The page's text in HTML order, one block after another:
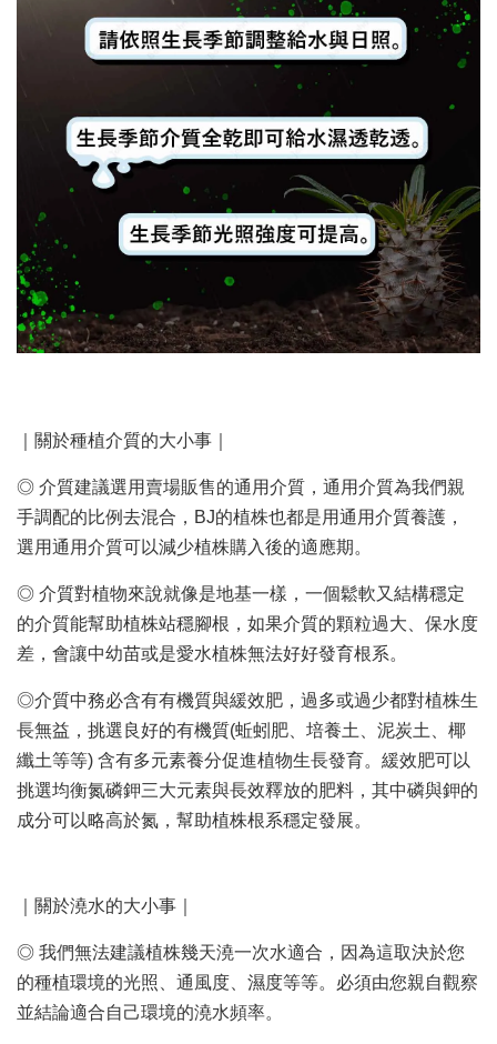
｜關於種植介質的大小事｜
◎ 介質建議選用賣場販售的通用介質，通用介質為我們親
手調配的比例去混合，BJ的植株也都是用通用介質養護，
選用通用介質可以減少植株購入後的適應期。
◎ 介質對植物來說就像是地基一樣，一個鬆軟又結構穩定
的介質能幫助植株站穩腳根，如果介質的顆粒過大、保水度
差，會讓中幼苗或是愛水植株無法好好發育根系。
◎介質中務必含有有機質與緩效肥，過多或過少都對植株生
長無益，挑選良好的有機質(蚯蚓肥、培養土、泥炭土、椰
纖土等等) 含有多元素養分促進植物生長發育。緩效肥可以
挑選均衡氮磷鉀三大元素與長效釋放的肥料，其中磷與鉀的
成分可以略高於氮，幫助植株根系穩定發展。
｜關於澆水的大小事｜
◎ 我們無法建議植株幾天澆一次水適合，因為這取決於您
的種植環境的光照、通風度、濕度等等。必須由您親自觀察
並結論適合自己環境的澆水頻率。